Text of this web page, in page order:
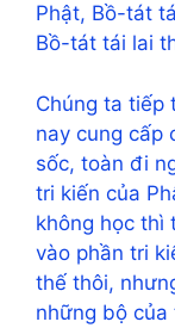
Phật, Bồ-tát
Bồ-tát tái lai
Chúng ta tiếp
nay cung cấp
sốc, toàn đi
tri kiến của
không học thì
vào phần tri
thế thôi,
những bộ của